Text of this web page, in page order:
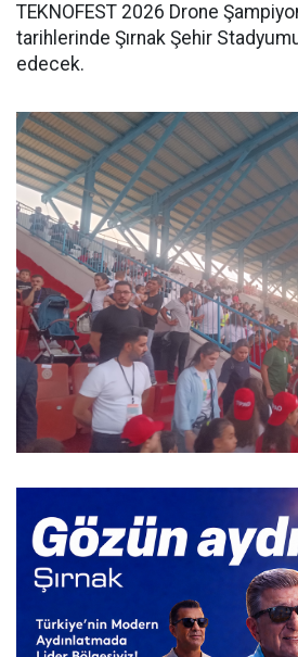
TEKNOFEST 2026 Drone
tarihlerinde Şırnak Şehir
edecek.